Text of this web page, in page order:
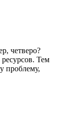
четверо?
Тем
проблему,